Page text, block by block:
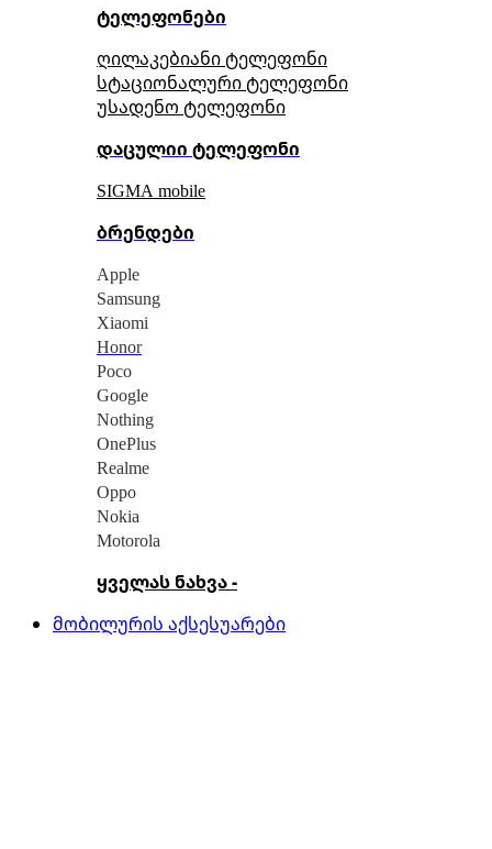
ტელეფონები
ღილაკებიანი ტელეფონი
სტაციონალური ტელეფონი
უსადენო ტელეფონი
დაცულიი ტელეფონი
SIGMA mobile
ბრენდები
Apple
Samsung
Xiaomi
Honor
Poco
Google
Nothing
OnePlus
Realme
Oppo
Nokia
Motorola
ყველას ნახვა -
მობილურის აქსესუარები